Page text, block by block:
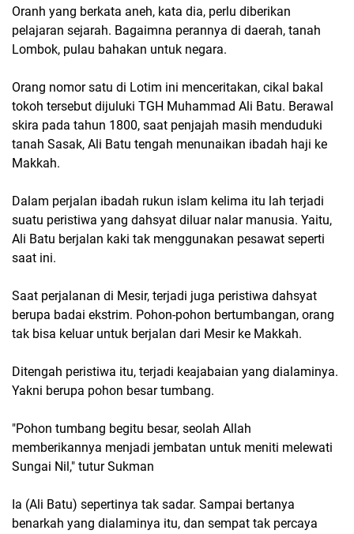
Oranh yang berkata aneh, kata dia, perlu diberikan
pelajaran sejarah. Bagaimna perannya di daerah, tanah
Lombok, pulau bahakan untuk negara.
Orang nomor satu di Lotim ini menceritakan, cikal bakal
tokoh tersebut dijuluki TGH Muhammad Ali Batu. Berawal
skira pada tahun 1800, saat penjajah masih menduduki
tanah Sasak, Ali Batu tengah menunaikan ibadah haji ke
Makkah.
Dalam perjalan ibadah rukun islam kelima itu lah terjadi
suatu peristiwa yang dahsyat diluar nalar manusia. Yaitu,
Ali Batu berjalan kaki tak menggunakan pesawat seperti
saat ini.
Saat perjalanan di Mesir, terjadi juga peristiwa dahsyat
berupa badai ekstrim. Pohon-pohon bertumbangan, orang
tak bisa keluar untuk berjalan dari Mesir ke Makkah.
Ditengah peristiwa itu, terjadi keajabaian yang dialaminya.
Yakni berupa pohon besar tumbang.
"Pohon tumbang begitu besar, seolah Allah
memberikannya menjadi jembatan untuk meniti melewati
Sungai Nil," tutur Sukman
Ia (Ali Batu) sepertinya tak sadar. Sampai bertanya
benarkah yang dialaminya itu, dan sempat tak percaya